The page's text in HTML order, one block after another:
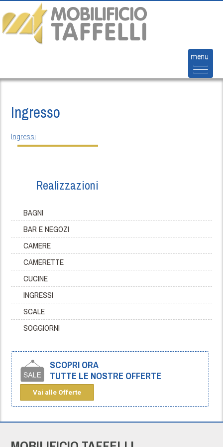
Salta al contenuto principale
menu
Ingresso
Ingressi
Realizzazioni
BAGNI
BAR E NEGOZI
CAMERE
CAMERETTE
CUCINE
INGRESSI
SCALE
SOGGIORNI
SCOPRI ORA
TUTTE LE NOSTRE OFFERTE
Vai alle Offerte